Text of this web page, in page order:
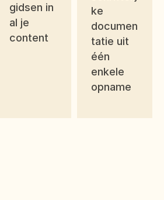
gidsen in
al je
content
ke
documen
tatie uit
één
enkele
opname